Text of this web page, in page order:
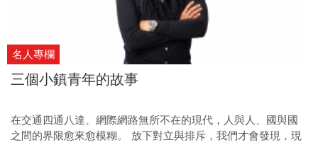
名人專欄
三個小鎮青年的故事
在交通四通八達、網際網路無所不在的現代，人與人、國與國
之間的界限愈來愈模糊。 放下對立與排斥，我們才會發現，現